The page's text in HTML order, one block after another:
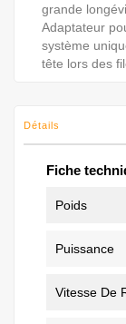
grande
Adaptateur
système
tête lors des
Détails
Fiche
Poids
Puissance
Vitesse De